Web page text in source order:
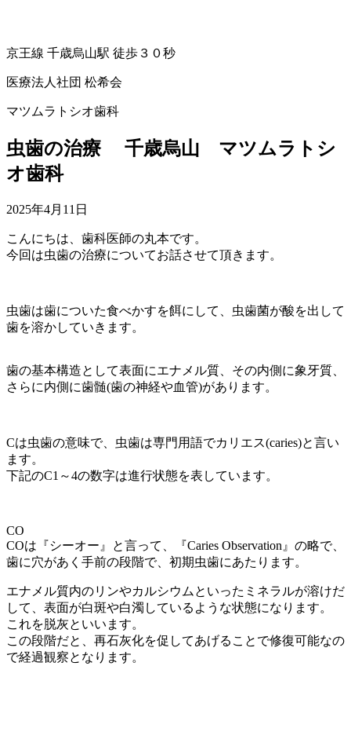
京王線 千歳烏山駅 徒歩３０秒
医療法人社団 松希会
マツムラトシオ歯科
虫歯の治療 千歳烏山 マツムラトシ
オ歯科
2025年4月11日
こんにちは、歯科医師の丸本です。
今回は虫歯の治療についてお話させて頂きます。
虫歯は歯についた食べかすを餌にして、虫歯菌が酸を出して
歯を溶かしていきます。
歯の基本構造として表面にエナメル質、その内側に象牙質、
さらに内側に歯髄(歯の神経や血管)があります。
Cは虫歯の意味で、虫歯は専門用語でカリエス(caries)と言い
ます。
下記のC1～4の数字は進行状態を表しています。
CO
COは『シーオー』と言って、『Caries Observation』の略で、
歯に穴があく手前の段階で、初期虫歯にあたります。
エナメル質内のリンやカルシウムといったミネラルが溶けだ
して、表面が白斑や白濁しているような状態になります。
これを脱灰といいます。
この段階だと、再石灰化を促してあげることで修復可能なの
で経過観察となります。